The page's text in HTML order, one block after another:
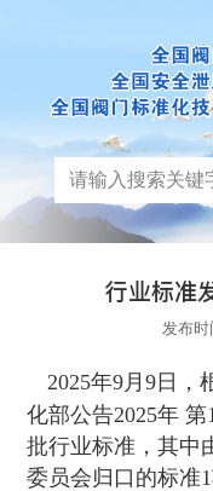
行业标准
发布
2025年9月9日，
化部公告2025年
批行业标准，其中
委员会归口的标准